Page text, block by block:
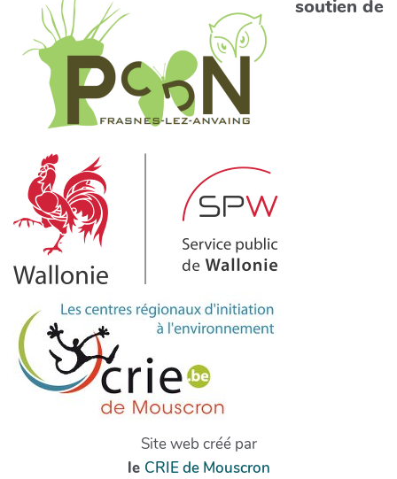
soutien de
Site web créé par
le CRIE de Mouscron